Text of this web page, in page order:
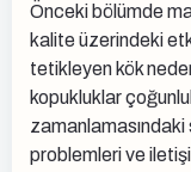
Önceki bölümde
kalite üzerindeki
tetikleyen kök
kopukluklar
problemleri ve